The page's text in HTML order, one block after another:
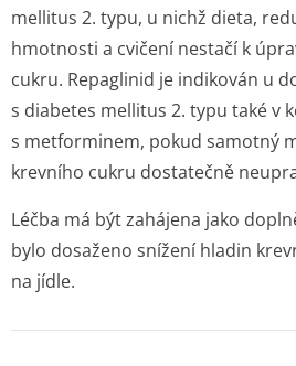
mellitus 2. typu, u nichž dieta,
hmotnosti a cvičení nestačí k
cukru. Repaglinid je indikován u
s diabetes mellitus 2. typu také v
s metforminem, pokud samotný
krevního cukru dostatečně
Léčba má být zahájena jako
bylo dosaženo snížení hladin
na jídle.